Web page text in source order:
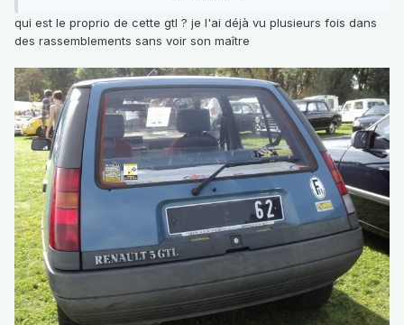
Là, je suis au max.
qui est le proprio de cette gtl ? je l'ai déjà vu plusieurs fois dans
des rassemblements sans voir son maître